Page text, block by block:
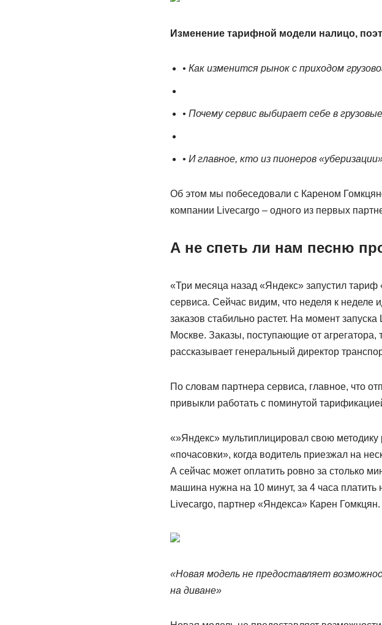
Изменение тарифной модели налицо,
• Как изменится рынок с приходом
• Почему сервис выбирает себе в
• И главное, кто из пионеров
Об этом мы побеседовали с Кареном
компании Livecargo – одного из первых
А не спеть ли нам песню
«Три месяца назад «Яндекс» запустил
сервиса. Сейчас видим, что неделя к неделе
заказов стабильно растет. На момент
Москве. Заказы, поступающие от
рассказывает генеральный директор
По словам партнера сервиса, главное, что
привыкли работать с поминутой
«»Яндекс» мультиплицировал свою методику
«почасовки», когда водитель приезжал на
А сейчас может оплатить ровно за столько
машина нужна на 10 минут, за 4 часа платить
Livecargo, партнер «Яндекса» Карен Гомкцян.
«Новая модель не предоставляет
на диване»